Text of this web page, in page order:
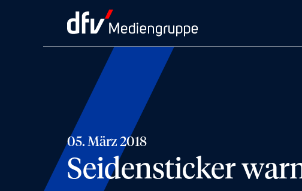
05. März 2018
Seidensticker